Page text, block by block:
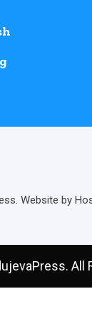
Website by
All